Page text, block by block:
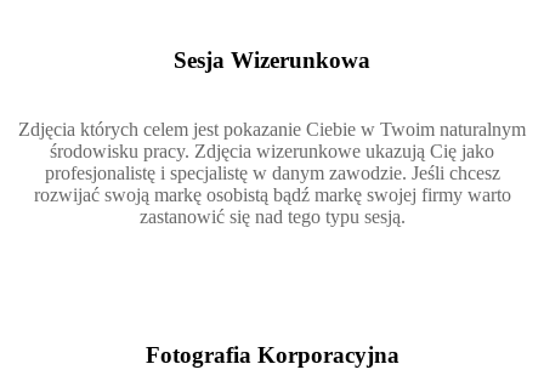
Sesja Wizerunkowa
Zdjęcia których celem jest pokazanie Ciebie w Twoim naturalnym
środowisku pracy. Zdjęcia wizerunkowe ukazują Cię jako
profesjonalistę i specjalistę w danym zawodzie. Jeśli chcesz
rozwijać swoją markę osobistą bądź markę swojej firmy warto
zastanowić się nad tego typu sesją.
Fotografia Korporacyjna